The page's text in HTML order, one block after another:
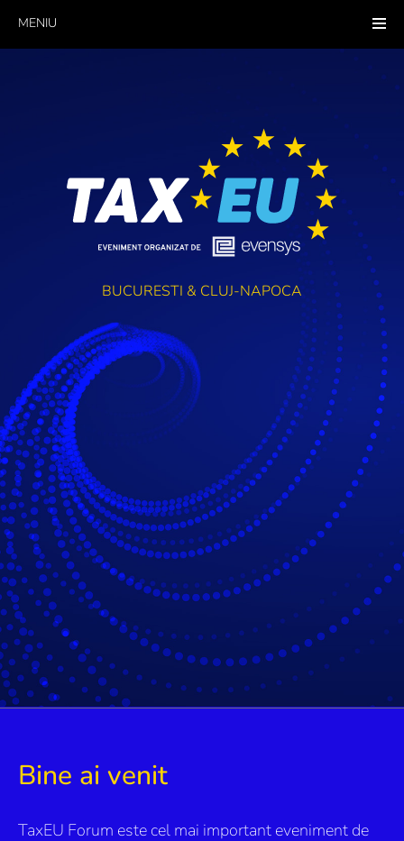
MENIU
BUCURESTI & CLUJ-NAPOCA
Bine ai venit
TaxEU Forum este cel mai important eveniment de